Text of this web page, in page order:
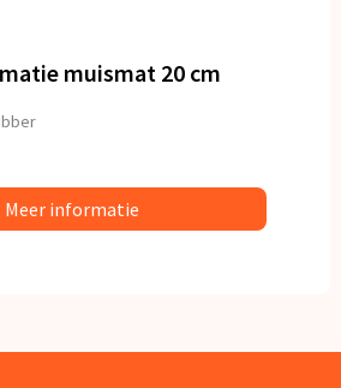
muismat 20 cm
Meer informatie